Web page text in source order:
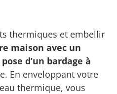
thermiques et embellir
maison avec un
d’un bardage à
En enveloppant votre
thermique, vous